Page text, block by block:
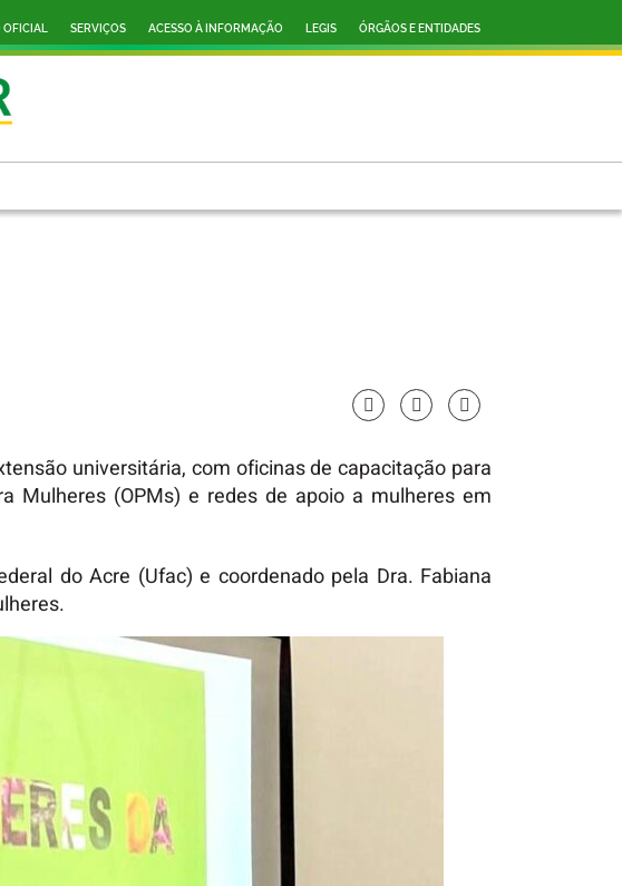
OFICIAL SERVIÇOS ACESSO À INFORMAÇÃO LEGIS ÓRGÃOS E ENTIDADES
universitária, com oficinas de capacitação para
Mulheres (OPMs) e redes de apoio a mulheres em
do Acre (Ufac) e coordenado pela Dra. Fabiana